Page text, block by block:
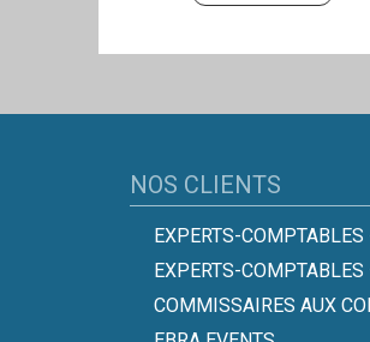
NOS CLIENTS
EXPERTS-
EXPERTS-
COMMISSAIRES AUX